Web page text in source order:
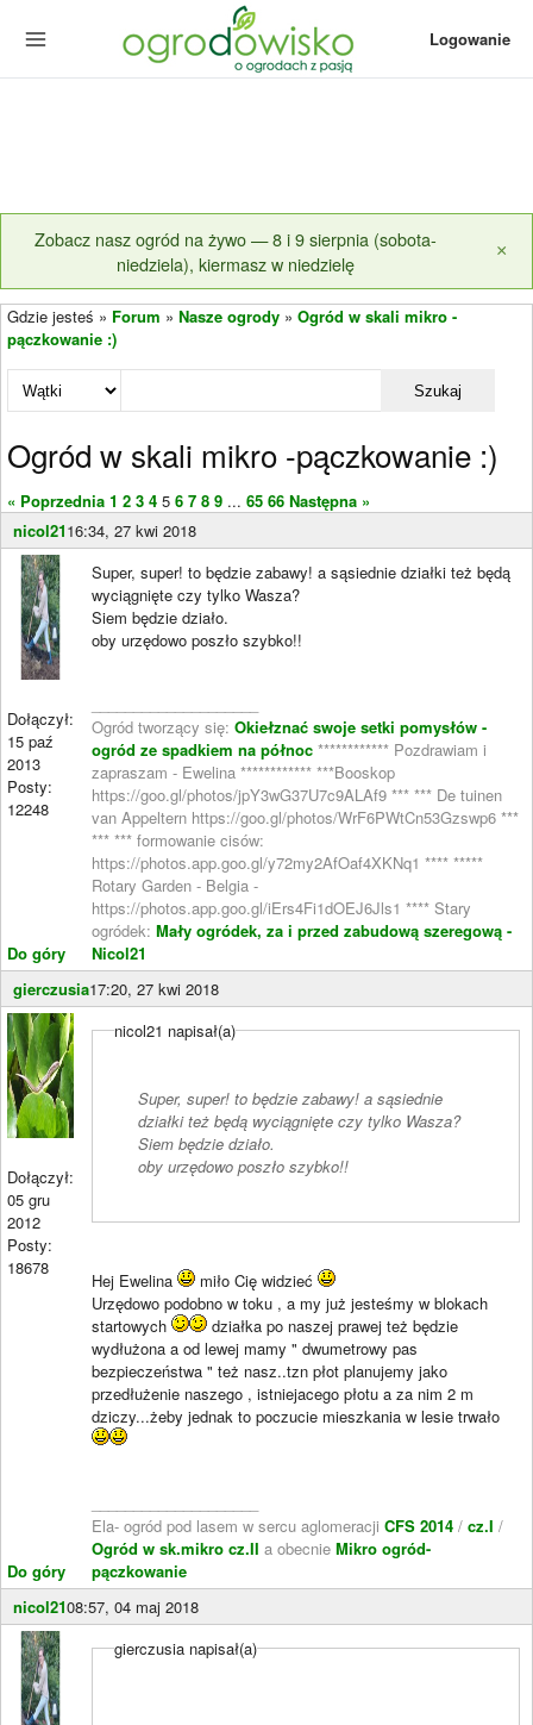
Logowanie
Zobacz nasz ogród na żywo — 8 i 9 sierpnia (sobota-
niedziela), kiermasz w niedzielę
×
Gdzie jesteś » Forum » Nasze ogrody » Ogród w skali mikro -
pączkowanie :)
Szukaj
Ogród w skali mikro -pączkowanie :)
« Poprzednia 1 2 3 4 5 6 7 8 9 ... 65 66 Następna »
nicol2116:34, 27 kwi 2018
Dołączył:
15 paź
2013
Posty:
12248
Do góry
Super, super! to będzie zabawy! a sąsiednie działki też będą
wyciągnięte czy tylko Wasza?
Siem będzie działo.
oby urzędowo poszło szybko!!
Ogród tworzący się: Okiełznać swoje setki pomysłów -
ogród ze spadkiem na północ ************ Pozdrawiam i
zapraszam - Ewelina ************ ***Booskop
https://goo.gl/photos/jpY3wG37U7c9ALAf9 *** *** De tuinen
van Appeltern https://goo.gl/photos/WrF6PWtCn53Gzswp6 ***
*** *** formowanie cisów:
https://photos.app.goo.gl/y72my2AfOaf4XKNq1 **** *****
Rotary Garden - Belgia -
https://photos.app.goo.gl/iErs4Fi1dOEJ6Jls1 **** Stary
ogródek: Mały ogródek, za i przed zabudową szeregową -
Nicol21
gierczusia17:20, 27 kwi 2018
Dołączył:
05 gru
2012
Posty:
18678
Do góry
nicol21 napisał(a)
Super, super! to będzie zabawy! a sąsiednie
działki też będą wyciągnięte czy tylko Wasza?
Siem będzie działo.
oby urzędowo poszło szybko!!
Hej Ewelina
miło Cię widzieć
Urzędowo podobno w toku , a my już jesteśmy w blokach
startowych
działka po naszej prawej też będzie
wydłużona a od lewej mamy " dwumetrowy pas
bezpieczeństwa " też nasz..tzn płot planujemy jako
przedłużenie naszego , istniejacego płotu a za nim 2 m
dziczy...żeby jednak to poczucie mieszkania w lesie trwało
Ela- ogród pod lasem w sercu aglomeracji CFS 2014 / cz.I /
Ogród w sk.mikro cz.II a obecnie Mikro ogród-
pączkowanie
nicol2108:57, 04 maj 2018
gierczusia napisał(a)